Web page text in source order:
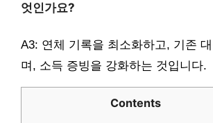
엇인가요?
A3: 연체 기록을 최소화하고, 기존
며, 소득 증빙을 강화하는 것입니다.
Contents